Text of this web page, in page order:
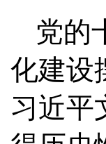
党的
化建设
习近平